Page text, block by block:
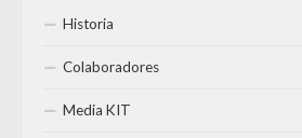
Historia
Colaboradores
Media KIT